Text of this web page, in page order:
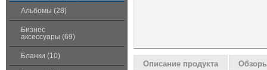
Альбомы (28)
Бизнес
аксессуары (69)
Бланки (10)
Описание продукта